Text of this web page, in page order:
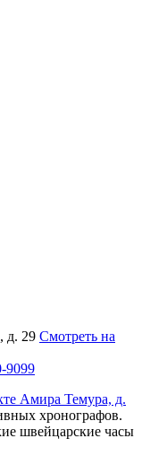
д. 29 Смотреть на
9099
Амира Темура, д.
хронографов.
швейцарские часы